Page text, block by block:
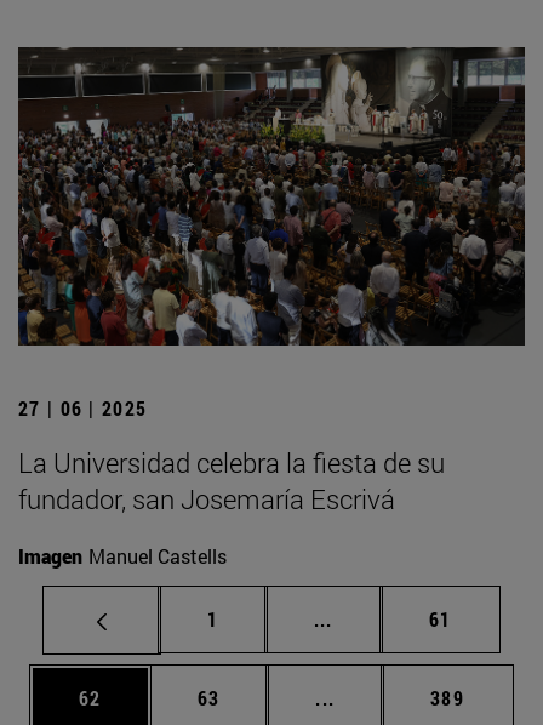
27 | 06 | 2025
La Universidad celebra la fiesta de su
fundador, san Josemaría Escrivá
Imagen Manuel Castells
Página
1 ... Páginas intermedias
Página
61
Página
62 Página
63 ... Páginas intermedias
Página
389